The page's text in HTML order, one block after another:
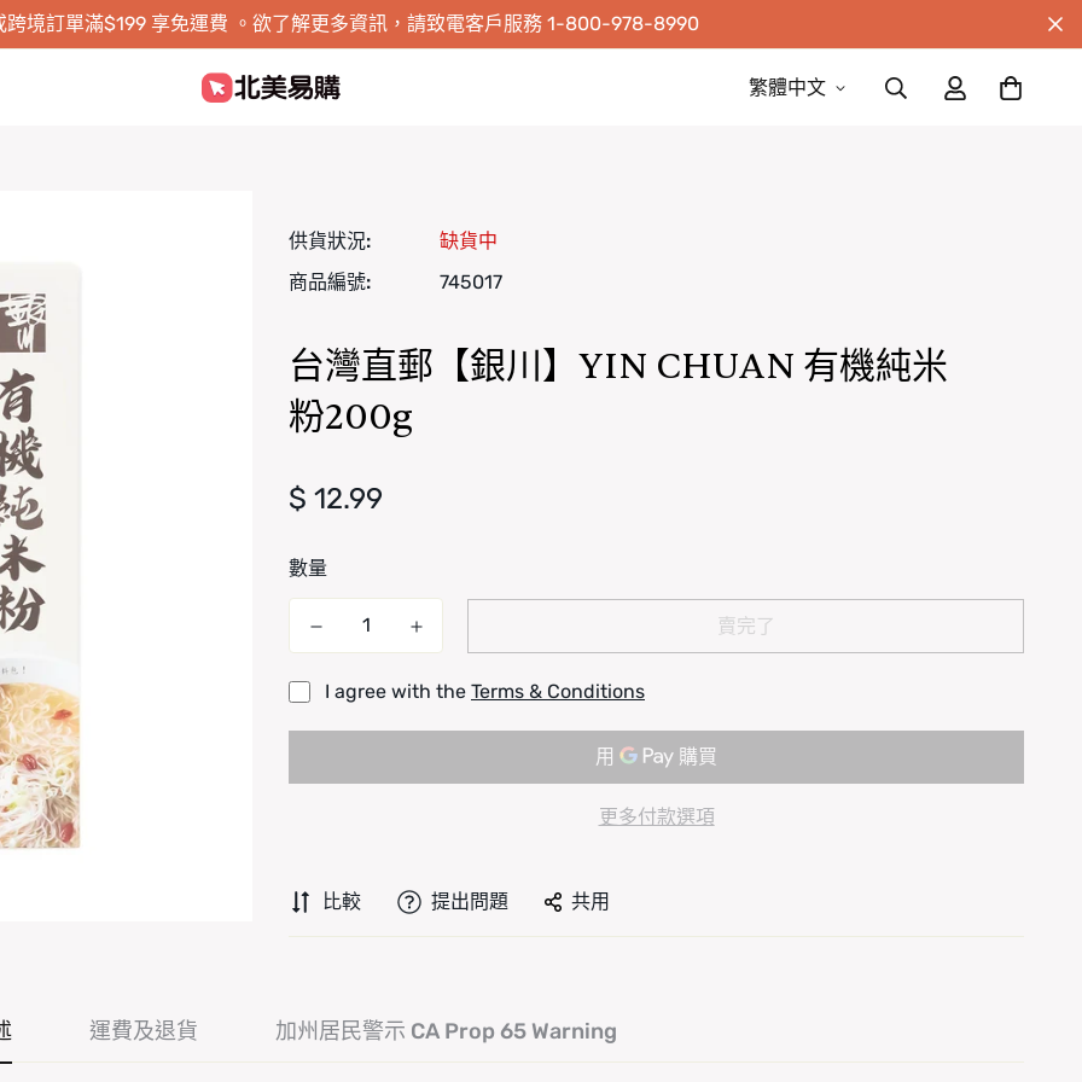
跨境訂單滿$199 享免運費 。欲了解更多資訊，請致電客戶服務 1-800-978-8990
繁體中文
供貨狀況:
缺貨中
商品編號:
745017
台灣直郵【銀川】YIN CHUAN 有機純米
粉200g
正常價格
$ 12.99
數量
賣完了
I agree with the Terms & Conditions
更多付款選項
比較 提出問題 共用
運費及退貨 加州居民警示 CA Prop 65 Warning